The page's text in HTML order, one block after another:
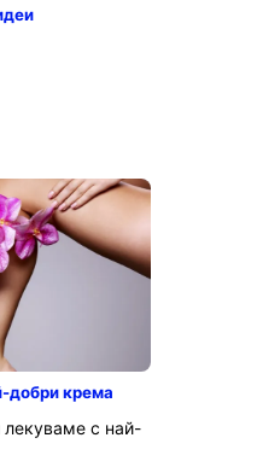
добри крема
лекуваме с най-